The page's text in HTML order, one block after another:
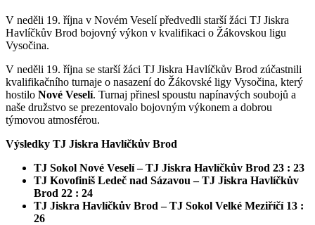
V neděli 19. října v Novém Veselí předvedli starší žáci TJ Jiskra
Havlíčkův Brod bojovný výkon v kvalifikaci o Žákovskou ligu
Vysočina.
V neděli 19. října se starší žáci TJ Jiskra Havlíčkův Brod zúčastnili
kvalifikačního turnaje o nasazení do Žákovské ligy Vysočina, který
hostilo Nové Veselí. Turnaj přinesl spoustu napínavých soubojů a
naše družstvo se prezentovalo bojovným výkonem a dobrou
týmovou atmosférou.
Výsledky TJ Jiskra Havlíčkův Brod
TJ Sokol Nové Veselí – TJ Jiskra Havlíčkův Brod 23 : 23
TJ Kovofiniš Ledeč nad Sázavou – TJ Jiskra Havlíčkův
Brod 22 : 24
TJ Jiskra Havlíčkův Brod – TJ Sokol Velké Meziříčí 13 :
26